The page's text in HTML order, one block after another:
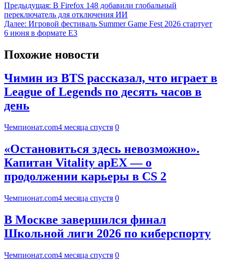
Предыдущая: В Firefox 148 добавили глобальный
переключатель для отключения ИИ
Далее: Игровой фестиваль Summer Game Fest 2026 стартует
6 июня в формате Е3
Похожие новости
Чимин из BTS рассказал, что играет в
League of Legends по десять часов в
день
Чемпионат.com4 месяца спустя 0
«Остановиться здесь невозможно».
Капитан Vitality apEX — о
продолжении карьеры в CS 2
Чемпионат.com4 месяца спустя 0
В Москве завершился финал
Школьной лиги 2026 по киберспорту
Чемпионат.com4 месяца спустя 0